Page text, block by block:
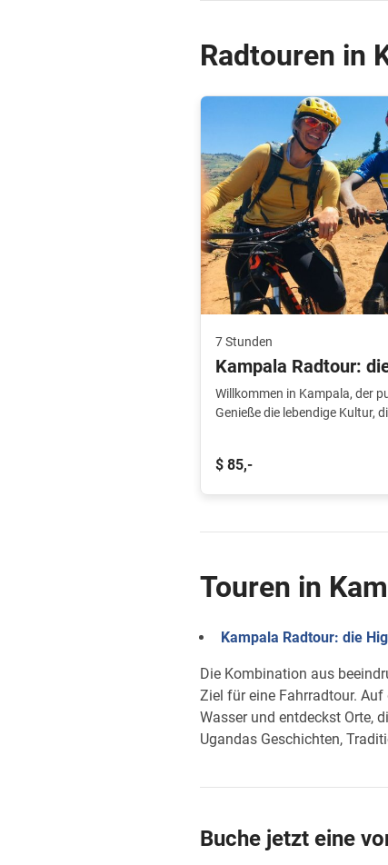
Radtouren in
7 Stunden
Kampala Radtour:
Willkommen in Kampala, der
Genieße die lebendige Kultur,
$ 85,-
Touren in
Kampala Radtour: die
Die Kombination aus
Ziel für eine Fahrradtour.
Wasser und entdeckst Orte,
Ugandas Geschichten,
Buche jetzt eine